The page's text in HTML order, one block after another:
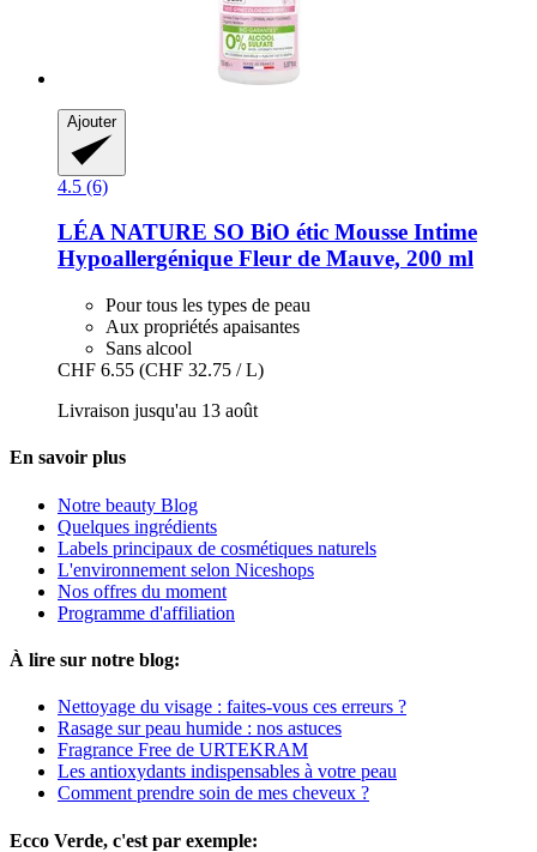
Ajouter
4.5 (6)
LÉA NATURE SO BiO étic Mousse Intime
Hypoallergénique Fleur de Mauve, 200 ml
Pour tous les types de peau
Aux propriétés apaisantes
Sans alcool
CHF 6.55 (CHF 32.75 / L)
Livraison jusqu'au 13 août
En savoir plus
Notre beauty Blog
Quelques ingrédients
Labels principaux de cosmétiques naturels
L'environnement selon Niceshops
Nos offres du moment
Programme d'affiliation
À lire sur notre blog:
Nettoyage du visage : faites-vous ces erreurs ?
Rasage sur peau humide : nos astuces
Fragrance Free de URTEKRAM
Les antioxydants indispensables à votre peau
Comment prendre soin de mes cheveux ?
Ecco Verde, c'est par exemple: